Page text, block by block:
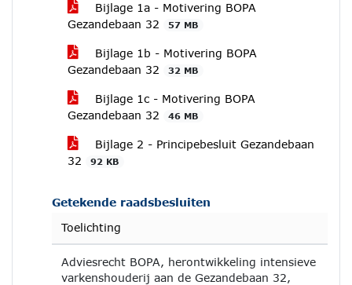
Bijlage 1a - Motivering BOPA
Gezandebaan 32
57 MB
Bijlage 1b - Motivering BOPA
Gezandebaan 32
32 MB
Bijlage 1c - Motivering BOPA
Gezandebaan 32
46 MB
Bijlage 2 - Principebesluit Gezandebaan
32
92 KB
Getekende raadsbesluiten
Toelichting
Adviesrecht BOPA, herontwikkeling intensieve
varkenshouderij aan de Gezandebaan 32,